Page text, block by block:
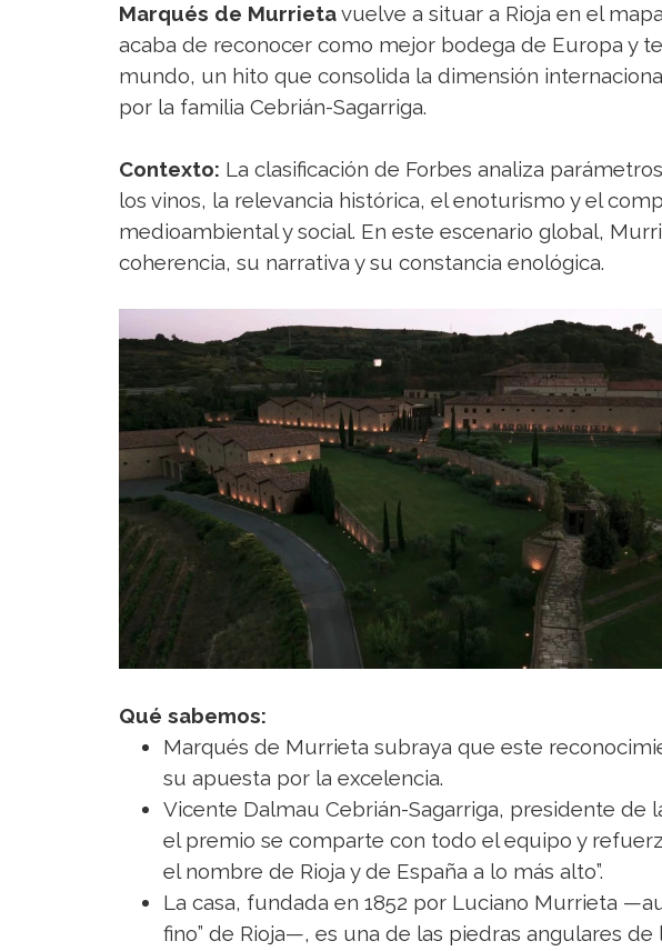
Marqués de Murrietavuelve a situar a Rioja en el
acaba de reconocer como mejor bodega de Europa y
mundo, un hito que consolida la dimensión
por la familia Cebrián-Sagarriga.
Contexto: La clasificación de Forbes analiza
los vinos, la relevancia histórica, el enoturismo y el
medioambiental y social. En este escenario global,
coherencia, su narrativa y su constancia enológica.
Qué sabemos:
Marqués de Murrieta subraya que este
su apuesta por la excelencia.
Vicente Dalmau Cebrián-Sagarriga, presidente de
el premio se comparte con todo el equipo y
el nombre de Rioja y de España a lo más alto”.
La casa, fundada en 1852 por Luciano Murrieta
fino” de Rioja—, es una de las piedras angulares de